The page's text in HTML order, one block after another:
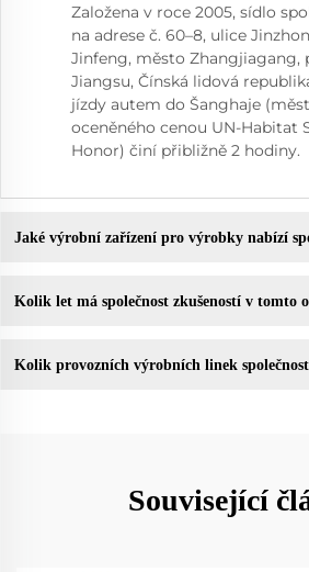
Založena v roce 2005, sídlo
na adrese č. 60–8, ulice
Jinfeng, město Zhangjiagang,
Jiangsu, Čínská lidová
jízdy autem do Šanghaje
oceněného cenou UN-Habitat
Honor) činí přibližně 2 hodiny.
Jaké výrobní zařízení pro výrobky nabízí
Kolik let má společnost zkušeností v tomto
Kolik provozních výrobních linek společnost
Související